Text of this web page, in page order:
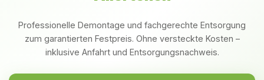
Professionelle Demontage und fachgerechte Entsorgung
zum garantierten Festpreis. Ohne versteckte Kosten –
inklusive Anfahrt und Entsorgungsnachweis.